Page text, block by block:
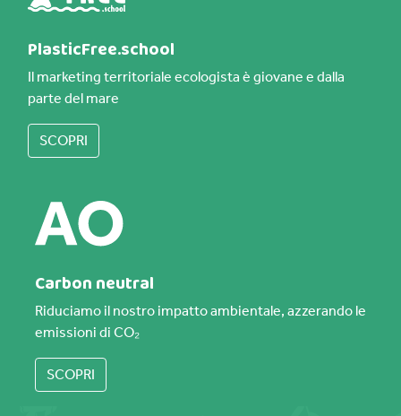
PlasticFree.school
Il marketing territoriale ecologista è giovane e dalla
parte del mare
SCOPRI
Carbon neutral
Riduciamo il nostro impatto ambientale, azzerando le
emissioni di CO₂
SCOPRI